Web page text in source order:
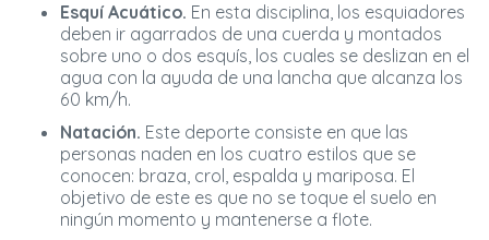
Esquí Acuático. En esta disciplina, los esquiadores
deben ir agarrados de una cuerda y montados
sobre uno o dos esquís, los cuales se deslizan en el
agua con la ayuda de una lancha que alcanza los
60 km/h.
Natación. Este deporte consiste en que las
personas naden en los cuatro estilos que se
conocen: braza, crol, espalda y mariposa. El
objetivo de este es que no se toque el suelo en
ningún momento y mantenerse a flote.